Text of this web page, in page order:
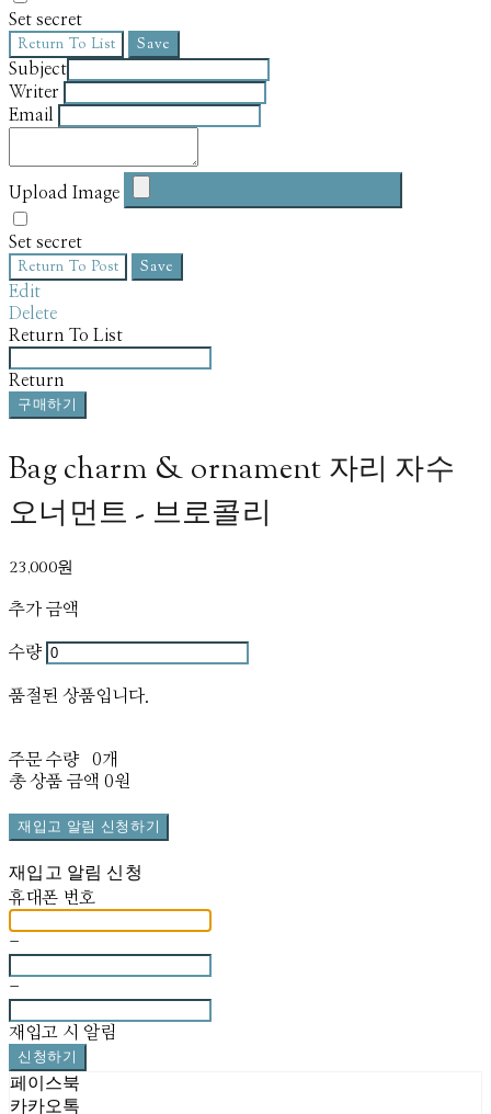
Set secret
Return To List Save
Subject
Writer
Email
Upload Image
Set secret
Return To Post Save
Edit
Delete
Return To List
Return
구매하기
Bag charm & ornament 자리 자수
오너먼트 - 브로콜리
23,000원
추가 금액
수량
품절된 상품입니다.
주문 수량
0개
총 상품 금액 0원
재입고 알림 신청하기
재입고 알림 신청
휴대폰 번호
-
-
재입고 시 알림
신청하기
페이스북
카카오톡